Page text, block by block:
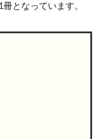
冊となっています。